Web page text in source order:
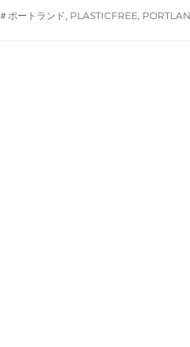
＃ポートランド PLASTICFREE